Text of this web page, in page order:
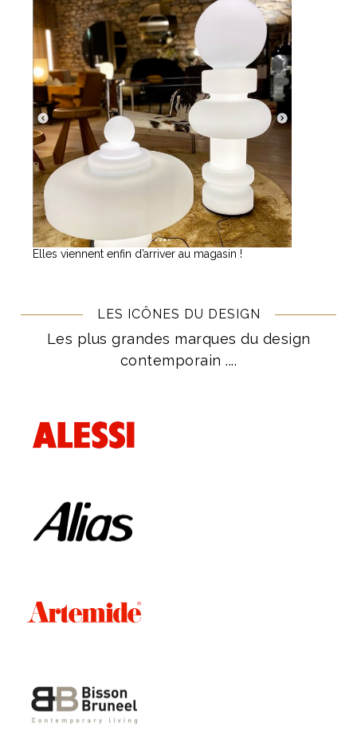
Elles viennent enfin d’arriver au magasin !
LES ICÔNES DU DESIGN
Les plus grandes marques du design
contemporain ....